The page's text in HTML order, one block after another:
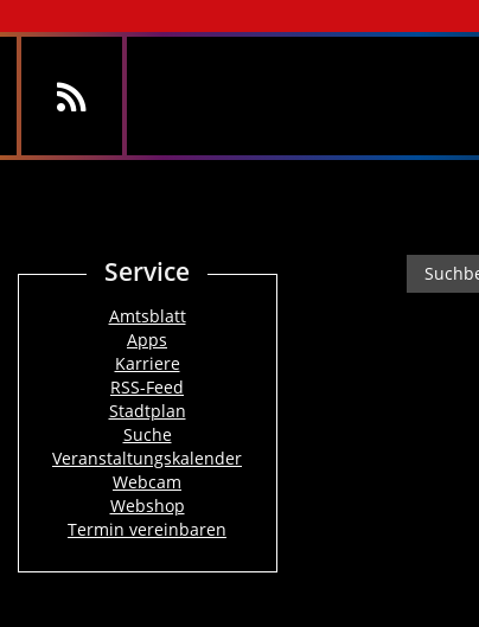
Service
Amtsblatt
Apps
Karriere
RSS-Feed
Stadtplan
Suche
Veranstaltungskalender
Webcam
Webshop
Termin vereinbaren